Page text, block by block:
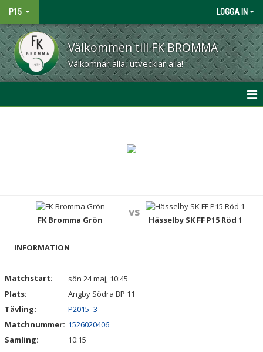
P15 LOGGA IN
Välkommen till FK BROMMA
Välkomnar alla, utvecklar alla!
TRUPPEN
BILDGALLERI
KONTAKT
FK Bromma Grön
vs
Hässelby SK FF P15 Röd 1
INFORMATION
Matchstart:
sön 24 maj, 10:45
Plats:
Ängby Södra BP 11
Tävling:
P2015- 3
Matchnummer: 1526020406
Samling:
10:15